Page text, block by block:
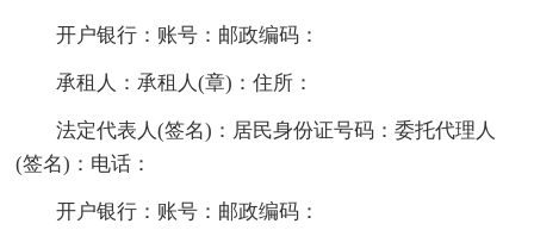
开户银行：账号：邮政编码：
承租人：承租人(章)：住所：
法定代表人(签名)：居民身份证号码：委托代理人
(签名)：电话：
开户银行：账号：邮政编码：